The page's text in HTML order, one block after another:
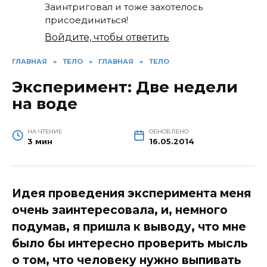
Заинтриговал и тоже захотелось
присоединиться!
Войдите, чтобы ответить
ГЛАВНАЯ » ТЕЛО » ГЛАВНАЯ » ТЕЛО
Эксперимент: Две недели
на воде
НА ЧТЕНИЕ
3 мин
ОБНОВЛЕНО
16.05.2014
Идея проведения эксперимента меня
очень заинтересовала, и, немного
подумав, я пришла к выводу, что мне
было бы интересно проверить мысль
о том, что человеку нужно выпивать